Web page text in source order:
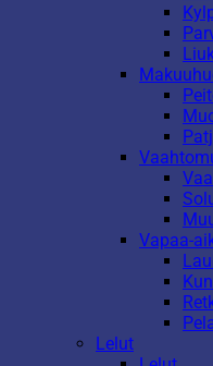
Vapaa-
Lelut